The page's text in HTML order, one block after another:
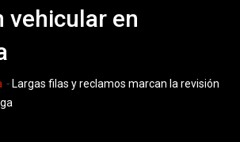
vehicular en
- Largas filas y reclamos marcan la revisión